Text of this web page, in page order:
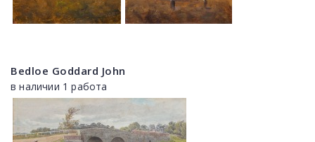
Bedloe Goddard John
в наличии 1 работа